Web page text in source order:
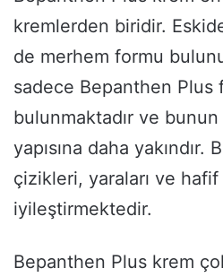
kremlerden biridir.
de merhem formu
sadece Bepanthen Plus
bulunmaktadır ve
yapısına daha yakındır.
çizikleri, yaraları ve hafif
iyileştirmektedir.
Bepanthen Plus krem